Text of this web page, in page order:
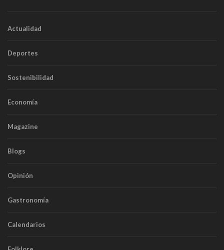
Actualidad
Deportes
Sostenibilidad
Economía
Magazine
Blogs
Opinión
Gastronomía
Calendarios